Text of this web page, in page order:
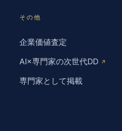
その他
企業価値査定
AI×専門家の次世代DD ↗
専門家として掲載